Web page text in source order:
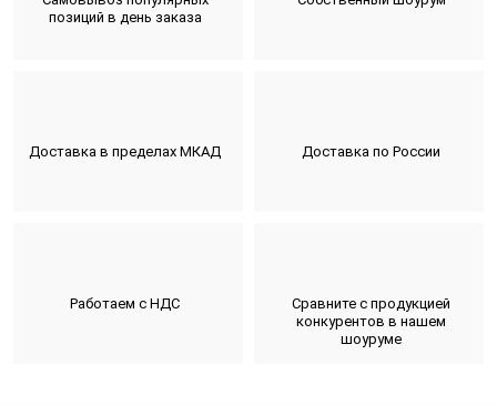
позиций в день заказа
Доставка в пределах МКАД Доставка по России
Работаем с НДС
Сравните с продукцией
конкурентов в нашем
шоуруме